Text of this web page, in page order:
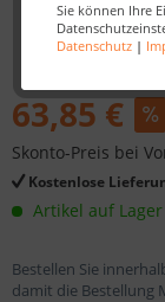
Sie können Ihre
Datenschutz|
63,85 €
Skonto-Preis bei
Kostenlose
Artikel auf Lager
Bestellen Sie
damit die Bestellung